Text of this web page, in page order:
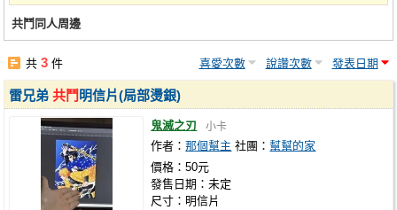
註冊會員
共鬥同人周邊
共3 件 喜愛次數 說讚次數 發表日期
雷兄弟共鬥 明信片(局部燙銀)
鬼滅之刃 小卡
作者：那個幫主 社團：幫幫的家
價格：50元
發售日期：未定
尺寸：明信片